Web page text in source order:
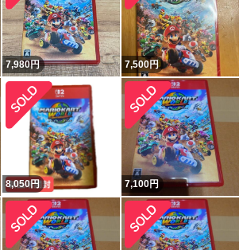
7,980円 7,500円
8,050円 7,100円